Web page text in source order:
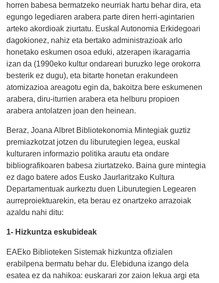
horren babesa bermatzeko neurriak hartu behar dira, eta
egungo legediaren arabera parte diren herri-agintarien
arteko akordioak ziurtatu. Euskal Autonomia Erkidegoari
dagokionez, nahiz eta bertako administrazioak arlo
honetako eskumen osoa eduki, atzerapen ikaragarria
izan da (1990eko kultur ondareari buruzko lege orokorra
besterik ez dugu), eta bitarte honetan erakundeen
atomizazioa areagotu egin da, bakoitza bere eskumenen
arabera, diru-iturrien arabera eta helburu propioen
arabera antolatzen joan den heinean.
Beraz, Joana Albret Bibliotekonomia Mintegiak guztiz
premiazkotzat jotzen du liburutegien legea, euskal
kulturaren informazio politika arautu eta ondare
bibliografikoaren babesa ziurtatzeko. Baina gure mintegia
ez dago batere ados Eusko Jaurlaritzako Kultura
Departamentuak aurkeztu duen Liburutegien Legearen
aurreproiektuarekin, eta berau ez onartzeko arrazoiak
azaldu nahi ditu:
1- Hizkuntza eskubideak
EAEko Biblioteken Sistemak hizkuntza ofizialen
erabilpena bermatu behar du. Elebiduna izango dela
esatea ez da nahikoa: euskarari zor zaion lekua argi eta